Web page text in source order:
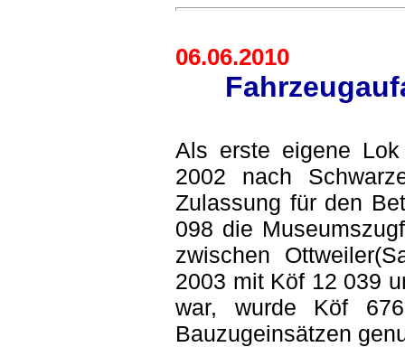
06.06.2010
Als erste eigene
2002 nach
Zulassung für den
098 die
zwischen
2003 mit Köf 12 039
war, wurde Köf
Bauzugeinsätzen